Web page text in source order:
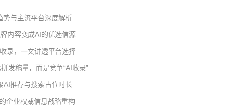
势与主流平台深度解析
内容变成AI的优选信源
录，一文讲透平台选择
发稿量，而是竞争“AI收录”
AI推荐与搜索占位时长
企业权威信息战略重构